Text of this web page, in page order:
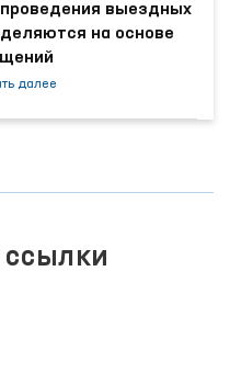
выездных
на основе
далее